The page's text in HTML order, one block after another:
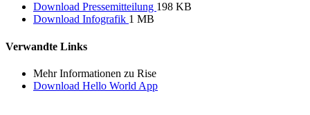
Download Pressemitteilung 198 KB
Download Infografik 1 MB
Verwandte Links
Mehr Informationen zu Rise
Download Hello World App